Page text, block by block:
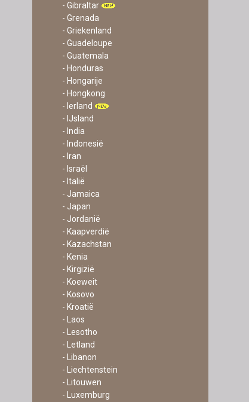
- Gibraltar
- Grenada
- Griekenland
- Guadeloupe
- Guatemala
- Honduras
- Hongarije
- Hongkong
- Ierland
- IJsland
- India
- Indonesië
- Iran
- Israël
- Italië
- Jamaica
- Japan
- Jordanië
- Kaapverdië
- Kazachstan
- Kenia
- Kirgizië
- Koeweit
- Kosovo
- Kroatië
- Laos
- Lesotho
- Letland
- Libanon
- Liechtenstein
- Litouwen
- Luxemburg